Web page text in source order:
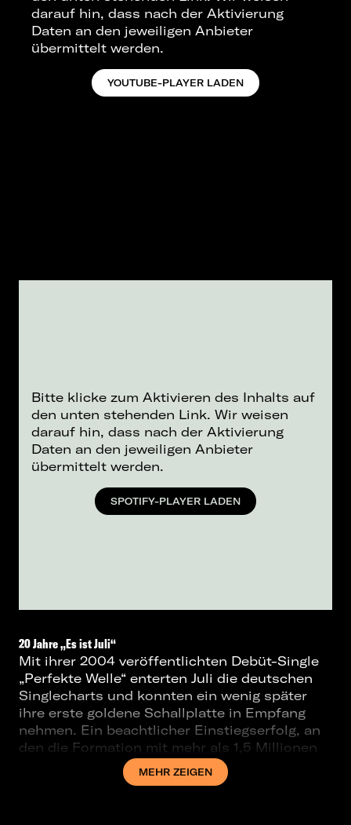
darauf hin, dass nach der Aktivierung
Daten an den jeweiligen Anbieter
übermittelt werden.
YOUTUBE-PLAYER LADEN
Bitte klicke zum Aktivieren des Inhalts auf
den unten stehenden Link. Wir weisen
darauf hin, dass nach der Aktivierung
Daten an den jeweiligen Anbieter
übermittelt werden.
SPOTIFY-PLAYER LADEN
20 Jahre „Es ist Juli“
Mit ihrer 2004 veröffentlichten Debüt-Single
„Perfekte Welle“ enterten Juli die deutschen
Singlecharts und konnten ein wenig später
ihre erste goldene Schallplatte in Empfang
nehmen. Ein beachtlicher Einstiegserfolg, an
den die Formation mit mehr als 1,5 Millionen
verkauften Einheiten ihrer mit Gold und Platin
ausgezeichneten Alben anknüpfte — und
MEHR ZEIGEN